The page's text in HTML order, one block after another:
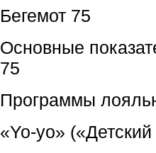
Бегемот 75
Основные
75
Программы
«Yo-yo»